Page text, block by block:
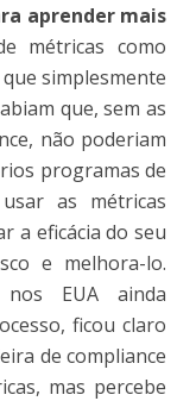
aprender mais
métricas como
simplesmente
que, sem as
não poderiam
programas de
as métricas
a eficácia do seu
e melhora-lo.
nos EUA ainda
ficou claro
de compliance
mas percebe